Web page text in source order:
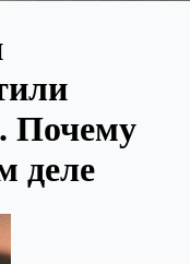
Почему
деле